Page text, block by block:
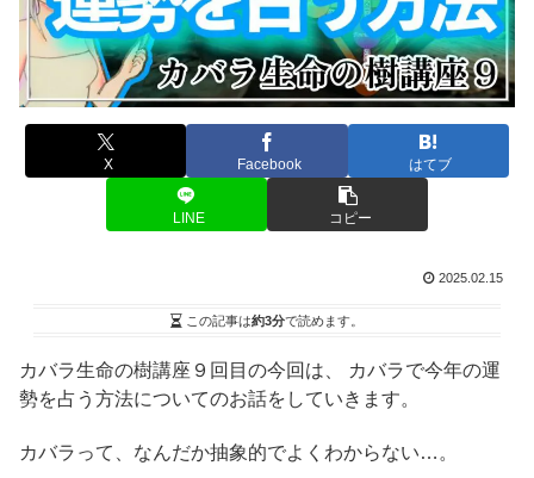
X Facebook はてブ
LINE コピー
2025.02.15
この記事は約3分で読めます。
カバラ生命の樹講座９回目の今回は、 カバラで今年の運
勢を占う方法についてのお話をしていきます。
カバラって、なんだか抽象的でよくわからない…。